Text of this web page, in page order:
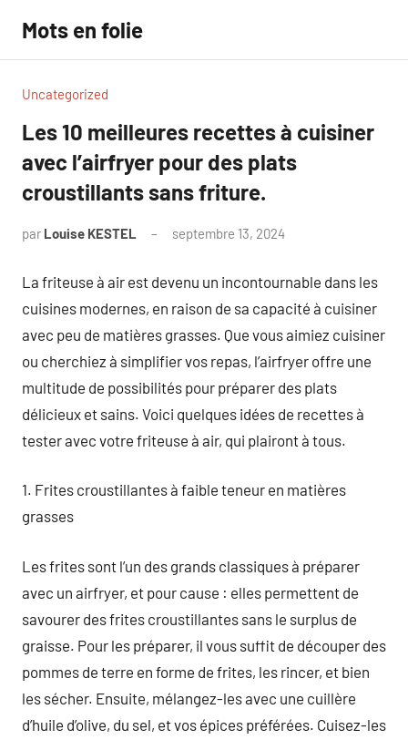
contenu
Mots en folie
Uncategorized
Les 10 meilleures recettes à cuisiner
avec l’airfryer pour des plats
croustillants sans friture.
par Louise KESTEL septembre 13, 2024
La friteuse à air est devenu un incontournable dans les
cuisines modernes, en raison de sa capacité à cuisiner
avec peu de matières grasses. Que vous aimiez cuisiner
ou cherchiez à simplifier vos repas, l’airfryer offre une
multitude de possibilités pour préparer des plats
délicieux et sains. Voici quelques idées de recettes à
tester avec votre friteuse à air, qui plairont à tous.
1. Frites croustillantes à faible teneur en matières
grasses
Les frites sont l’un des grands classiques à préparer
avec un airfryer, et pour cause : elles permettent de
savourer des frites croustillantes sans le surplus de
graisse. Pour les préparer, il vous suffit de découper des
pommes de terre en forme de frites, les rincer, et bien
les sécher. Ensuite, mélangez-les avec une cuillère
d’huile d’olive, du sel, et vos épices préférées. Cuisez-les